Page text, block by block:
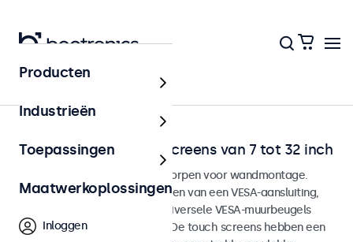
Home
Wandmontage touchscreens van 7 tot 32 inch
Touchscreen monitoren ontworpen voor wandmontage.
Deze touchscreens zijn voorzien van een VESA-aansluiting,
waarmee ze eenvoudig op universele VESA-muurbeugels
kunnen worden gemonteerd. De touch screens hebben een
Producten
Industrieën
Toepassingen
Maatwerkoplossingen
Inloggen